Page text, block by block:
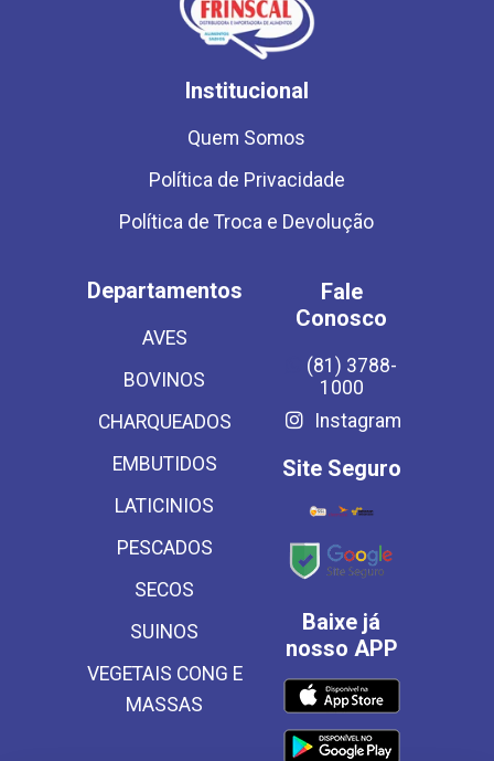
Institucional
Quem Somos
Política de Privacidade
Política de Troca e Devolução
Departamentos
AVES
BOVINOS
CHARQUEADOS
EMBUTIDOS
LATICINIOS
PESCADOS
SECOS
SUINOS
VEGETAIS CONG E
MASSAS
Fale
Conosco
(81) 3788-
1000
Instagram
Site Seguro
Baixe já
nosso APP